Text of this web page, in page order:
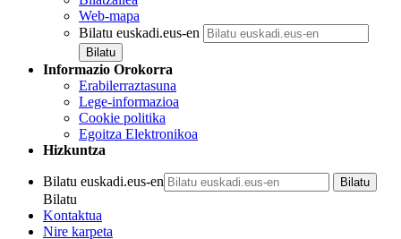
Web-mapa
Bilatu euskadi.eus-en
Informazio Orokorra
Erabilerraztasuna
Lege-informazioa
Cookie politika
Egoitza Elektronikoa
Hizkuntza
Bilatu euskadi.eus-en
Bilatu
Kontaktua
Nire karpeta